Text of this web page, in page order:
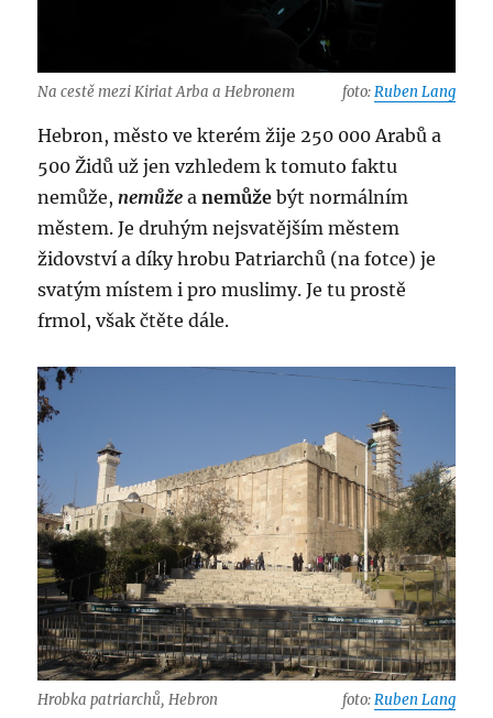
Na cestě mezi Kiriat Arba a Hebronem foto:Ruben Lang
Hebron, město ve kterém žije 250 000 Arabů a
500 Židů už jen vzhledem k tomuto faktu
nemůže,nemůže anemůže být normálním
městem. Je druhým nejsvatějším městem
židovství a díky hrobu Patriarchů (na fotce) je
svatým místem i pro muslimy. Je tu prostě
frmol, však čtěte dále.
Hrobka patriarchů, Hebron foto:Ruben Lang